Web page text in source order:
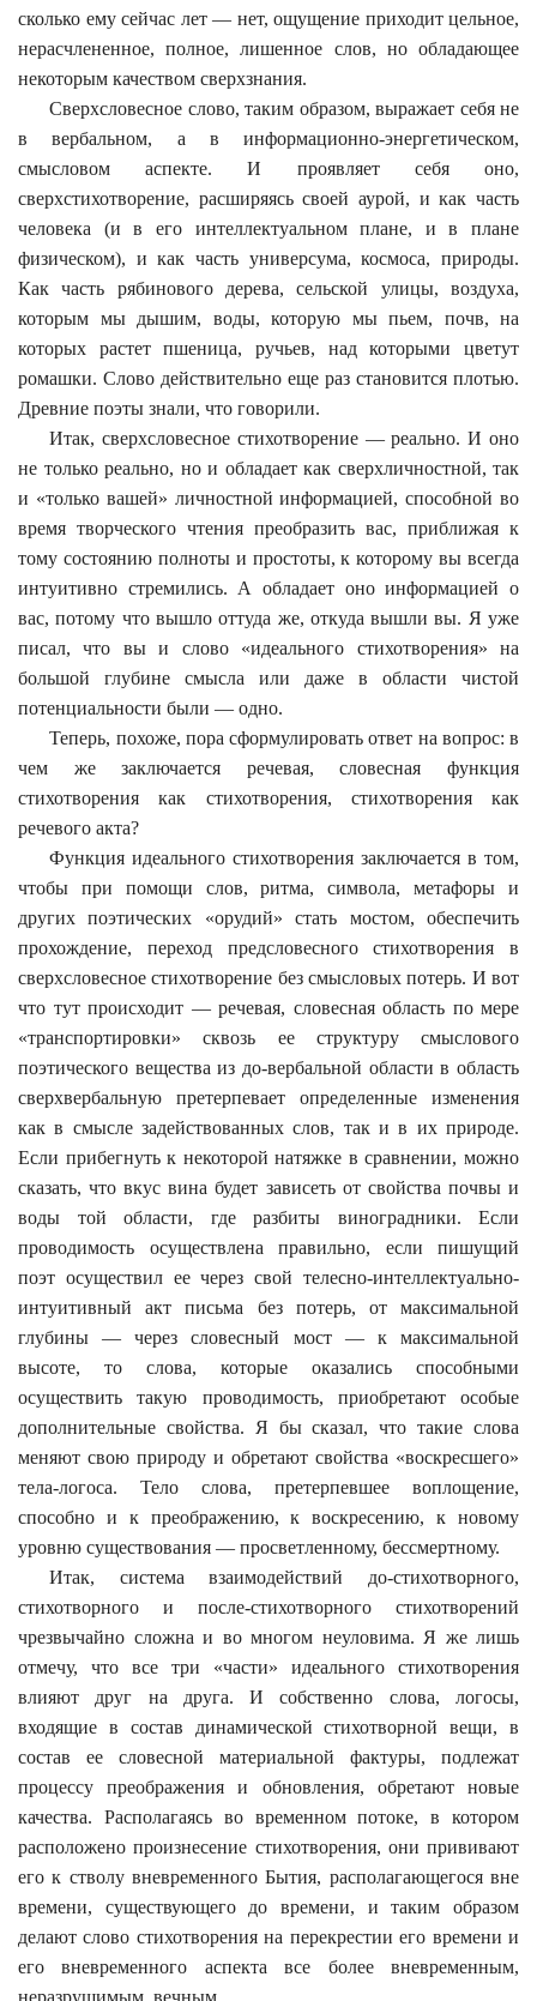
сколько ему сейчас лет — нет, ощущение приходит цельное,
нерасчлененное, полное, лишенное слов, но обладающее
некоторым качеством сверхзнания.
Сверхсловесное слово, таким образом, выражает себя не
в вербальном, а в информационно-энергетическом,
смысловом аспекте. И проявляет себя
оно,
сверхстихотворение, расширяясь своей аурой, и как часть
человека (и в его интеллектуальном плане, и в плане
физическом), и как часть универсума, космоса, природы.
Как часть рябинового дерева, сельской улицы, воздуха,
которым мы дышим, воды, которую мы пьем, почв, на
которых растет пшеница, ручьев, над которыми цветут
ромашки. Слово действительно еще раз становится плотью.
Древние поэты знали, что говорили.
Итак, сверхсловесное стихотворение — реально. И оно
не только реально, но и обладает как сверхличностной, так
и «только вашей» личностной информацией, способной во
время творческого чтения преобразить вас, приближая к
тому состоянию полноты и простоты, к которому вы всегда
интуитивно стремились. А обладает оно информацией о
вас, потому что вышло оттуда же, откуда вышли вы. Я уже
писал, что вы и слово «идеального стихотворения» на
большой глубине смысла или даже в области чистой
потенциальности были — одно.
Теперь, похоже, пора сформулировать ответ на вопрос: в
чем же заключается речевая, словесная функция
стихотворения как стихотворения, стихотворения как
речевого акта?
Функция идеального стихотворения заключается в том,
чтобы при помощи слов, ритма, символа, метафоры и
других поэтических «орудий» стать мостом, обеспечить
прохождение, переход предсловесного стихотворения в
сверхсловесное стихотворение без смысловых потерь. И вот
что тут происходит — речевая, словесная область по мере
«транспортировки» сквозь ее структуру смыслового
поэтического вещества из до-вербальной области в область
сверхвербальную претерпевает определенные изменения
как в смысле задействованных слов, так и в их природе.
Если прибегнуть к некоторой натяжке в сравнении, можно
сказать, что вкус вина будет зависеть от свойства почвы и
воды той области, где разбиты виноградники. Если
проводимость осуществлена правильно, если пишущий
поэт осуществил ее через свой телесно-интеллектуально-
интуитивный акт письма без потерь, от максимальной
глубины — через словесный мост — к максимальной
высоте, то слова, которые оказались способными
осуществить такую проводимость, приобретают особые
дополнительные свойства. Я бы сказал, что такие слова
меняют свою природу и обретают свойства «воскресшего»
тела-логоса. Тело слова, претерпевшее воплощение,
способно и к преображению, к воскресению, к новому
уровню существования — просветленному, бессмертному.
Итак, система взаимодействий до-стихотворного,
стихотворного и после-стихотворного стихотворений
чрезвычайно сложна и во многом неуловима. Я же лишь
отмечу, что все три «части» идеального стихотворения
влияют друг на друга. И собственно слова, логосы,
входящие в состав динамической стихотворной вещи, в
состав ее словесной материальной фактуры, подлежат
процессу преображения и обновления, обретают новые
качества. Располагаясь во временном потоке, в котором
расположено произнесение стихотворения, они прививают
его к стволу вневременного Бытия, располагающегося вне
времени, существующего до времени, и таким образом
делают слово стихотворения на перекрестии его времени и
его вневременного аспекта все более вневременным,
неразрушимым, вечным.